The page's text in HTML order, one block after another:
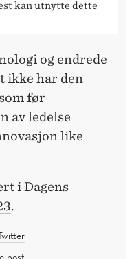
kan utnytte dette
og endrede
ikke har den
før
av ledelse
like
i Dagens
.